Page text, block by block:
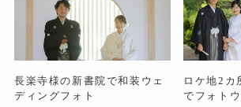
長楽寺様の新書院で和装ウェ
ディングフォト
ロケ地2カ
でフォト